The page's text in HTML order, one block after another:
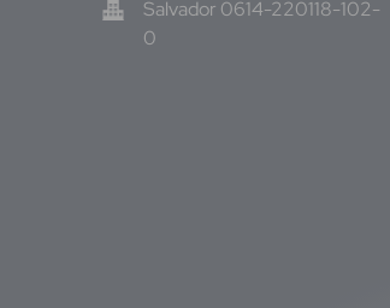
Salvador 0614-220118-102-
0